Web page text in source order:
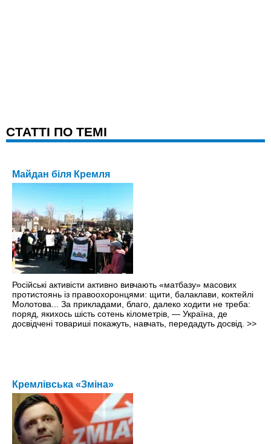
CТАТТІ ПО ТЕМІ
Майдан біля Кремля
Російські активісти активно вивчають «матбазу» масових
протистоянь із правоохоронцями: щити, балаклави, коктейлі
Молотова... За прикладами, благо, далеко ходити не треба:
поряд, якихось шість сотень кілометрів, — Україна, де
досвідчені товариші покажуть, навчать, передадуть досвід. >>
Кремлівська «Зміна»